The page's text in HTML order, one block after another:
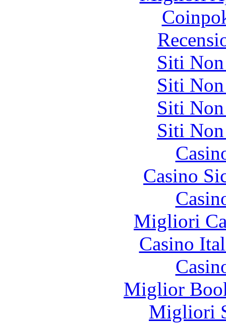
Siti
Siti
Siti
Siti
Casino
Migliori
Casino
Miglior
Migliori